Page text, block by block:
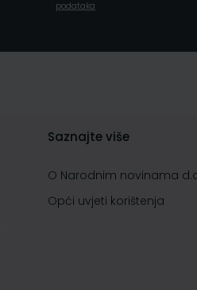
podataka
Saznajte više
O Narodnim novinama
Opći uvjeti korištenja